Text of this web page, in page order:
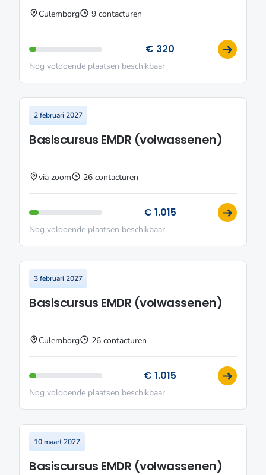
Culemborg 9 contacturen
€ 320
Nog voldoende plaatsen beschikbaar
2 februari 2027
Basiscursus EMDR (volwassenen)
via zoom 26 contacturen
€ 1.015
Nog voldoende plaatsen beschikbaar
3 februari 2027
Basiscursus EMDR (volwassenen)
Culemborg 26 contacturen
€ 1.015
Nog voldoende plaatsen beschikbaar
10 maart 2027
Basiscursus EMDR (volwassenen)